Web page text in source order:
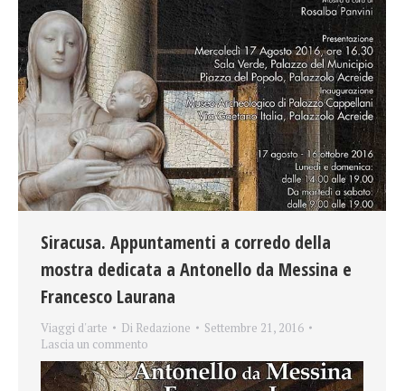
Siracusa. Appuntamenti a corredo della
mostra dedicata a Antonello da Messina e
Francesco Laurana
Viaggi d'arte Di Redazione
Settembre 21, 2016
Lascia un commento